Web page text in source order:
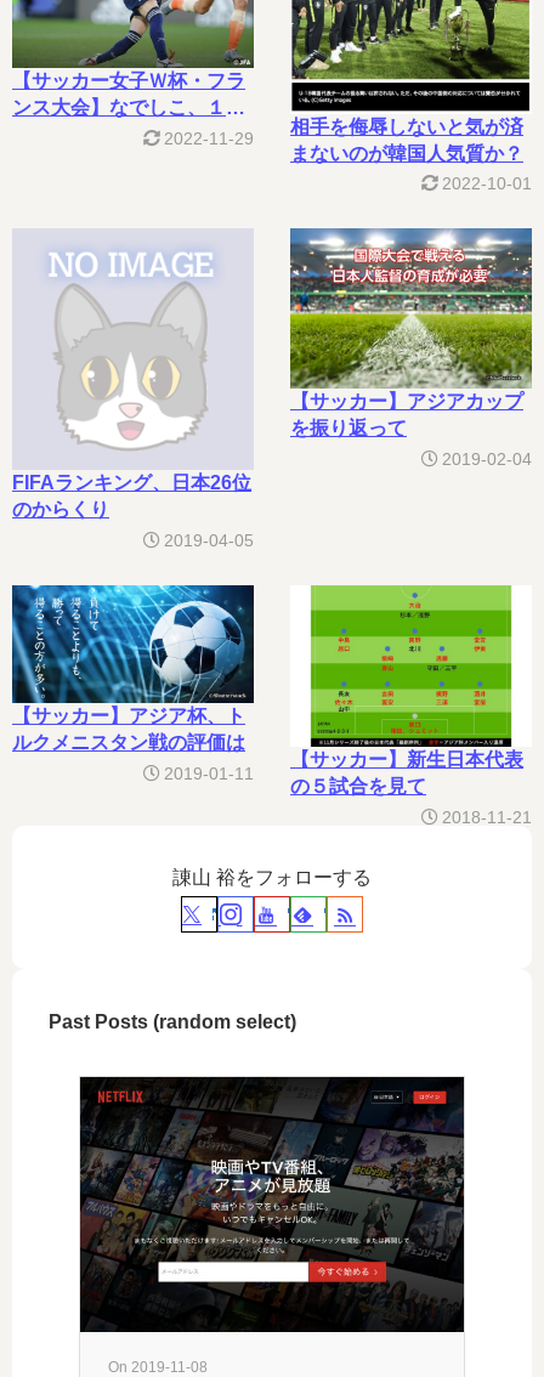
【サッカー女子Ｗ杯・フラ
ンス大会】なでしこ、１６
2022-11-29
相手を侮辱しないと気が済
まないのが韓国人気質か？
2022-10-01
FIFAランキング、日本26位
のからくり
2019-04-05
【サッカー】アジアカップ
を振り返って
2019-02-04
【サッカー】アジア杯、ト
ルクメニスタン戦の評価は
2019-01-11
【サッカー】新生日本代表
の５試合を見て
2018-11-21
諌山 裕をフォローする
Past Posts (random select)
On 2019-11-08